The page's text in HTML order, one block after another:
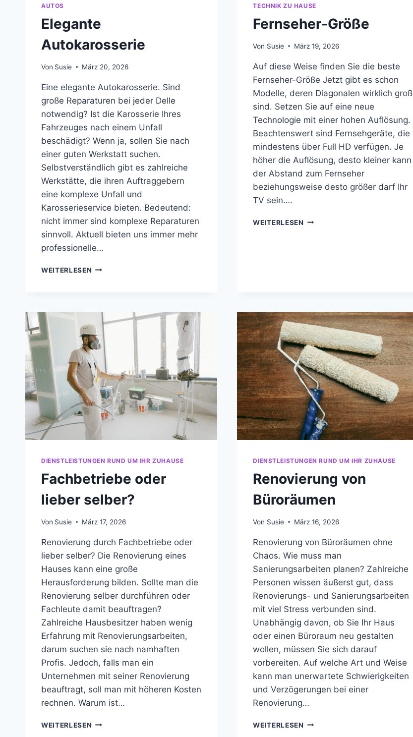
AUTOS
Elegante
Autokarosserie
Von Susie März 20, 2026
Eine elegante Autokarosserie. Sind
große Reparaturen bei jeder Delle
notwendig? Ist die Karosserie Ihres
Fahrzeuges nach einem Unfall
beschädigt? Wenn ja, sollen Sie nach
einer guten Werkstatt suchen.
Selbstverständlich gibt es zahlreiche
Werkstätte, die ihren Auftraggebern
eine komplexe Unfall und
Karosserieservice bieten. Bedeutend:
nicht immer sind komplexe Reparaturen
sinnvoll. Aktuell bieten uns immer mehr
professionelle…
WEITERLESEN ELEGANTE
TECHNIK ZU HAUSE
Fernseher-Größe
Von Susie März 19, 2026
Auf diese Weise finden Sie die beste
Fernseher-Größe Jetzt gibt es schon
Modelle, deren Diagonalen wirklich groß
sind. Setzen Sie auf eine neue
Technologie mit einer hohen Auflösung.
Beachtenswert sind Fernsehgeräte, die
mindestens über Full HD verfügen. Je
höher die Auflösung, desto kleiner kann
der Abstand zum Fernseher
beziehungsweise desto größer darf Ihr
TV sein….
WEITERLESEN FERNSEHER-
DIENSTLEISTUNGEN RUND UM IHR ZUHAUSE
Fachbetriebe oder
lieber selber?
Von Susie März 17, 2026
Renovierung durch Fachbetriebe oder
lieber selber? Die Renovierung eines
Hauses kann eine große
Herausforderung bilden. Sollte man die
Renovierung selber durchführen oder
Fachleute damit beauftragen?
Zahlreiche Hausbesitzer haben wenig
Erfahrung mit Renovierungsarbeiten,
darum suchen sie nach namhaften
Profis. Jedoch, falls man ein
Unternehmen mit seiner Renovierung
beauftragt, soll man mit höheren Kosten
rechnen. Warum ist…
WEITERLESEN FACHBETRIEBE
DIENSTLEISTUNGEN RUND UM IHR ZUHAUSE
Renovierung von
Büroräumen
Von Susie März 16, 2026
Renovierung von Büroräumen ohne
Chaos. Wie muss man
Sanierungsarbeiten planen? Zahlreiche
Personen wissen äußerst gut, dass
Renovierungs- und Sanierungsarbeiten
mit viel Stress verbunden sind.
Unabhängig davon, ob Sie Ihr Haus
oder einen Büroraum neu gestalten
wollen, müssen Sie sich darauf
vorbereiten. Auf welche Art und Weise
kann man unerwartete Schwierigkeiten
und Verzögerungen bei einer
Renovierung…
WEITERLESEN RENOVIERUNG